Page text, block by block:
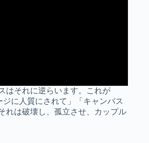
はそれに逆らいます。これが
ジに人質にされて」「キャンバス
れは破壊し、孤立させ、カップル